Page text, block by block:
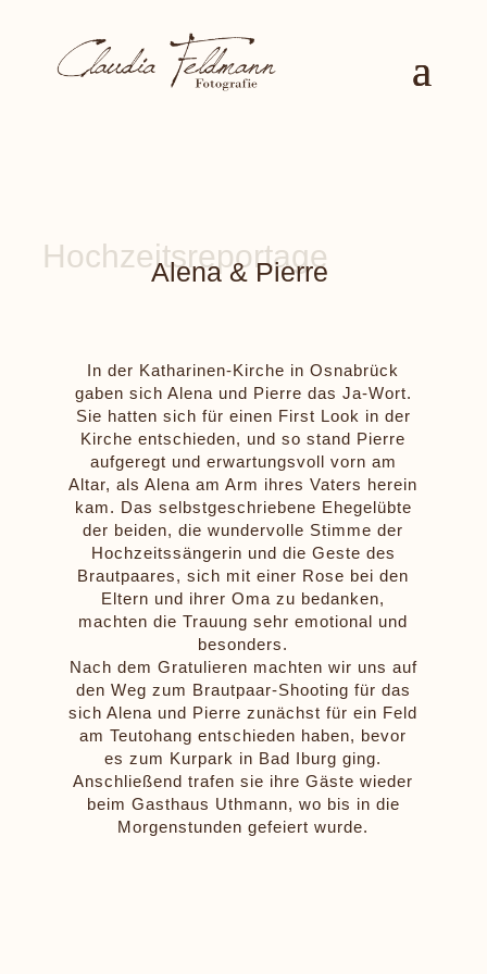
Alena & Pierre
In der Katharinen-Kirche in Osnabrück
gaben sich Alena und Pierre das Ja-Wort.
Sie hatten sich für einen First Look in der
Kirche entschieden, und so stand Pierre
aufgeregt und erwartungsvoll vorn am
Altar, als Alena am Arm ihres Vaters herein
kam. Das selbstgeschriebene Ehegelübte
der beiden, die wundervolle Stimme der
Hochzeitssängerin und die Geste des
Brautpaares, sich mit einer Rose bei den
Eltern und ihrer Oma zu bedanken,
machten die Trauung sehr emotional und
besonders.
Nach dem Gratulieren machten wir uns auf
den Weg zum Brautpaar-Shooting für das
sich Alena und Pierre zunächst für ein Feld
am Teutohang entschieden haben, bevor
es zum Kurpark in Bad Iburg ging.
Anschließend trafen sie ihre Gäste wieder
beim Gasthaus Uthmann, wo bis in die
Morgenstunden gefeiert wurde.